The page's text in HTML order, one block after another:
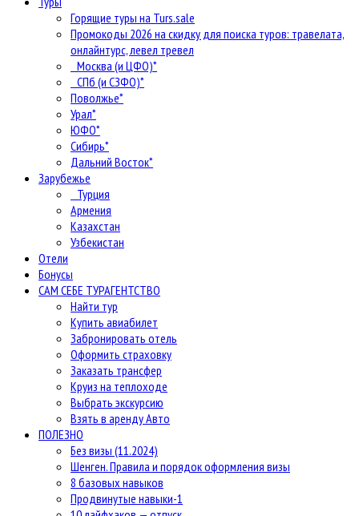
Горящие туры на Turs.sale
Промокоды 2026 на скидку для поиска туров: травелата,
онлайнтурс, левел тревел
Москва (и ЦФО)*
СПб (и СЗФО)*
Поволжье*
Урал*
ЮФО*
Сибирь*
Дальний Восток*
Зарубежье
Турция
Армения
Казахстан
Узбекистан
Отели
Бонусы
САМ СЕБЕ ТУРАГЕНТСТВО
Найти тур
Купить авиабилет
Забронировать отель
Оформить страховку
Заказать трансфер
Круиз на теплоходе
Выбрать экскурсию
Взять в аренду Авто
ПОЛЕЗНО
Без визы (11.2024)
Шенген. Правила и порядок оформления визы
8 базовых навыков
Продвинутые навыки-1